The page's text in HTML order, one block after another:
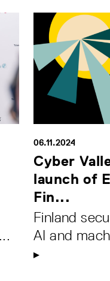
06.11.2024
Cyber
launch of
Fin...
Finland
AI and